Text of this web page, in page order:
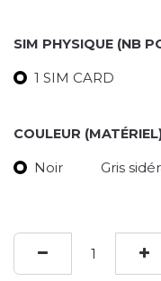
SIM PHYSIQUE (NB
1 SIM CARD
COULEUR
Noir Gris